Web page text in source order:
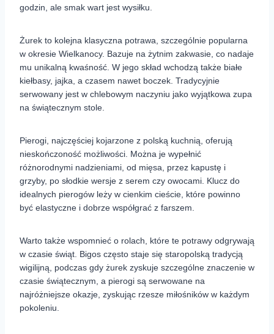
godzin, ale smak wart jest wysiłku.
Żurek to kolejna klasyczna potrawa, szczególnie popularna
w okresie Wielkanocy. Bazuje na żytnim zakwasie, co nadaje
mu unikalną kwaśność. W jego skład wchodzą także białe
kiełbasy, jajka, a czasem nawet boczek. Tradycyjnie
serwowany jest w chlebowym naczyniu jako wyjątkowa zupa
na świątecznym stole.
Pierogi, najczęściej kojarzone z polską kuchnią, oferują
nieskończoność możliwości. Można je wypełnić
różnorodnymi nadzieniami, od mięsa, przez kapustę i
grzyby, po słodkie wersje z serem czy owocami. Klucz do
idealnych pierogów leży w cienkim cieście, które powinno
być elastyczne i dobrze współgrać z farszem.
Warto także wspomnieć o rolach, które te potrawy odgrywają
w czasie świąt. Bigos często staje się staropolską tradycją
wigilijną, podczas gdy żurek zyskuje szczególne znaczenie w
czasie świątecznym, a pierogi są serwowane na
najróżniejsze okazje, zyskując rzesze miłośników w każdym
pokoleniu.